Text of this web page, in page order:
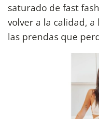
saturado de fast
volver a la calidad,
las prendas que